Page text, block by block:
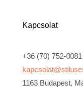
Kapcsolat
+36 (70) 752-0081
1163 Budapest,